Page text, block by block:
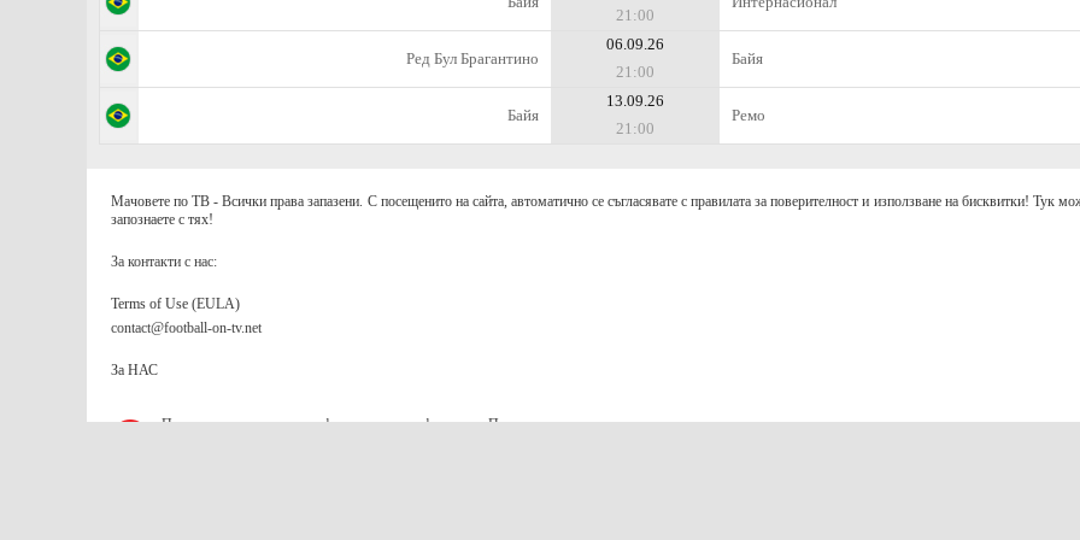
21:00
Ред Бул Брагантино
06.09.26
21:00
Байя
Байя
13.09.26
21:00
Ремо
Мачовете по ТВ - Всички права запазени. С посещенито на сайта, автоматично се съгласявате с правилата за поверителност и използване на бисквитки! Тук
запознаете с тях!
За контакти с нас:
Terms of Use (EULA)
contact@football-on-tv.net
За НАС
Приложението съдържа информация за коефициенти. Призоваваме къмотговорно и разумно залагане.